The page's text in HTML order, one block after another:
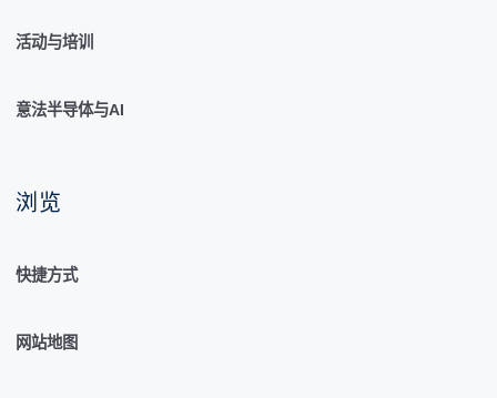
活动与培训
意法半导体与AI
浏览
快捷方式
网站地图